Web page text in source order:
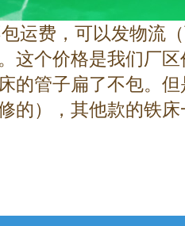
运费，可以发物流
这个价格是我们厂
的管子扁了不包。
的），其他款的铁